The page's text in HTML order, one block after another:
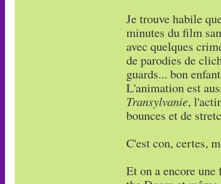
Je trouve habile
minutes du film
avec quelques
de parodies de
guards... bon
L'animation est
Transylvanie,
bounces et de
C'est con, certes,
Et on a encore